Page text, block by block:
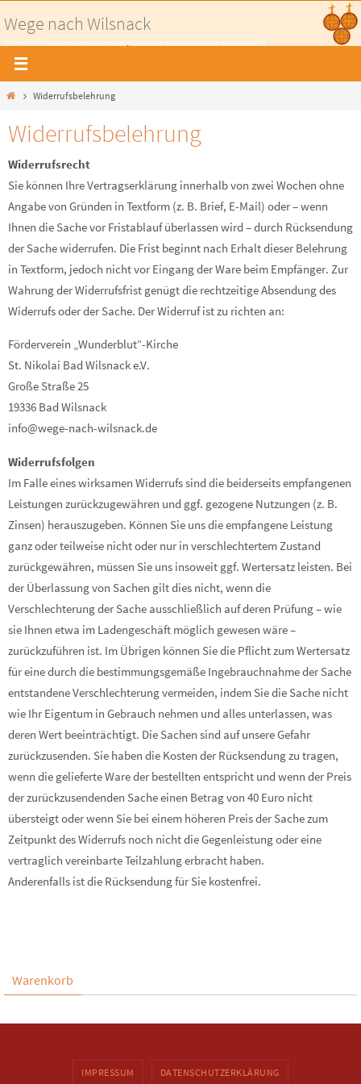
Inhalt
springen
Wege nach Wilsnack
Pilgerwege nach Wilsnack - Auf historischen Wegen in die Prignitz
HomeWiderrufsbelehrung
Widerrufsbelehrung
Widerrufsrecht
Sie können Ihre Vertragserklärung innerhalb von zwei Wochen ohne
Angabe von Gründen in Textform (z. B. Brief, E-Mail) oder – wenn
Ihnen die Sache vor Fristablauf überlassen wird – durch Rücksendung
der Sache widerrufen. Die Frist beginnt nach Erhalt dieser Belehrung
in Textform, jedoch nicht vor Eingang der Ware beim Empfänger. Zur
Wahrung der Widerrufsfrist genügt die rechtzeitige Absendung des
Widerrufs oder der Sache. Der Widerruf ist zu richten an:
Förderverein „Wunderblut“-Kirche
St. Nikolai Bad Wilsnack e.V.
Große Straße 25
19336 Bad Wilsnack
info@wege-nach-wilsnack.de
Widerrufsfolgen
Im Falle eines wirksamen Widerrufs sind die beiderseits empfangenen
Leistungen zurückzugewähren und ggf. gezogene Nutzungen (z. B.
Zinsen) herauszugeben. Können Sie uns die empfangene Leistung
ganz oder teilweise nicht oder nur in verschlechtertem Zustand
zurückgewähren, müssen Sie uns insoweit ggf. Wertersatz leisten. Bei
der Überlassung von Sachen gilt dies nicht, wenn die
Verschlechterung der Sache ausschließlich auf deren Prüfung – wie
sie Ihnen etwa im Ladengeschäft möglich gewesen wäre –
zurückzuführen ist. Im Übrigen können Sie die Pflicht zum Wertersatz
für eine durch die bestimmungsgemäße Ingebrauchnahme der Sache
entstandene Verschlechterung vermeiden, indem Sie die Sache nicht
wie Ihr Eigentum in Gebrauch nehmen und alles unterlassen, was
deren Wert beeinträchtigt. Die Sachen sind auf unsere Gefahr
zurückzusenden. Sie haben die Kosten der Rücksendung zu tragen,
wenn die gelieferte Ware der bestellten entspricht und wenn der Preis
der zurückzusendenden Sache einen Betrag von 40 Euro nicht
übersteigt oder wenn Sie bei einem höheren Preis der Sache zum
Zeitpunkt des Widerrufs noch nicht die Gegenleistung oder eine
vertraglich vereinbarte Teilzahlung erbracht haben.
Anderenfalls ist die Rücksendung für Sie kostenfrei.
Warenkorb
IMPRESSUM DATENSCHUTZERKLÄRUNG